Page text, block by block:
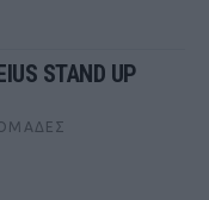
STAND UP